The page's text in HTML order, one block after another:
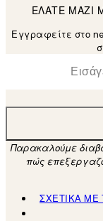
ΕΛΑΤΕ ΜΑΖΙ
Εγγραφείτε στο
Ηλεκτρονική
Παρακαλούμε
πώς
ΣΧΕΤΙΚΑ ΜΕ